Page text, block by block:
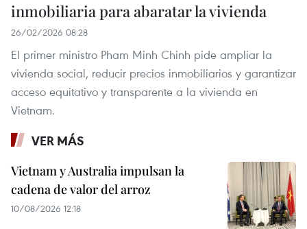
inmobiliaria para abaratar la vivienda
26/02/2026 08:28
El primer ministro Pham Minh Chinh pide ampliar la
vivienda social, reducir precios inmobiliarios y garantizar
acceso equitativo y transparente a la vivienda en
Vietnam.
VER MÁS
Vietnam y Australia impulsan la
cadena de valor del arroz
10/08/2026 12:18